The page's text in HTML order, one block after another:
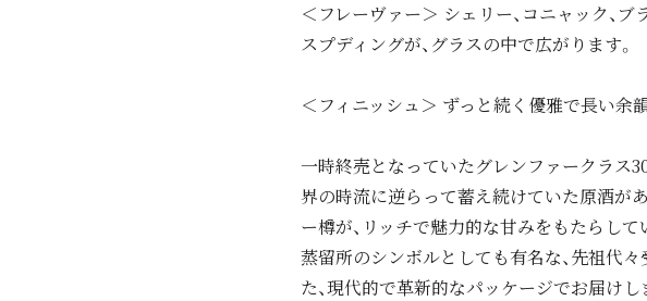
＜フレーヴァー＞ シェリー、コニャック、ブ
スプディングが、グラスの中で広がります。
＜フィニッシュ＞ ずっと続く優雅で長い余
一時終売となっていたグレンファークラス
界の時流に逆らって蓄え続けていた原酒が
ー樽が、リッチで魅力的な甘みをもたらして
蒸留所のシンボルとしても有名な、先祖代々
た、現代的で革新的なパッケージでお届けし